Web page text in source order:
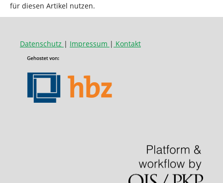
für diesen Artikel nutzen.
Datenschutz | Impressum | Kontakt